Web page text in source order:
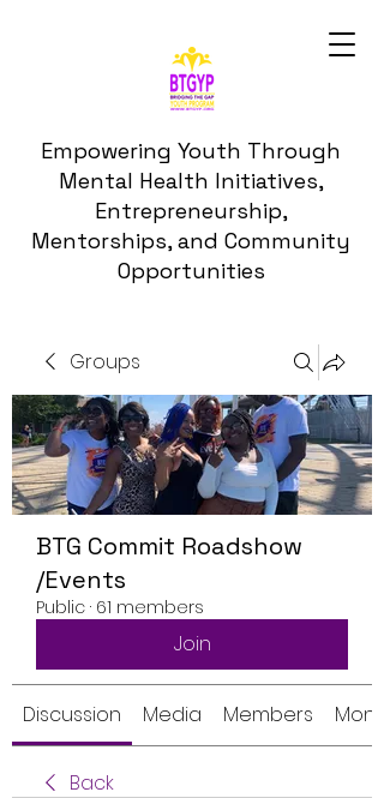
Empowering Youth Through
Mental Health Initiatives,
Entrepreneurship,
Mentorships, and Community
Opportunities
Groups
BTG Commit Roadshow
/Events
Public · 61 members
Join
Discussion Media Members
Back